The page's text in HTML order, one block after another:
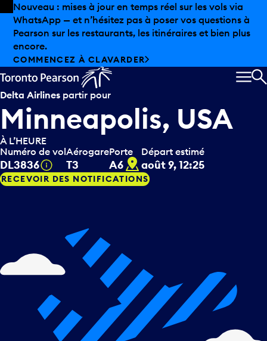
Skip to offers
Passer au contenu principal
Nouveau : mises à jour en temps réel sur les vols via
WhatsApp — et n’hésitez pas à poser vos questions à
Pearson sur les restaurants, les itinéraires et bien plus
encore.
COMMENCEZ À CLAVARDER
Delta Airlines partir pour
Minneapolis, USA
À L’HEURE
Numéro de vol
DL3836 Infobulle
Aérogare
T3
Porte
A6 A6
Départ estimé
août 9, 12:25
RECEVOIR DES NOTIFICATIONS